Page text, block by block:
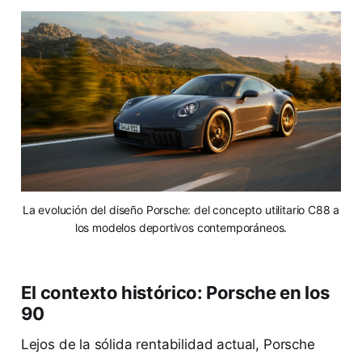
La evolución del diseño Porsche: del concepto utilitario C88 a
los modelos deportivos contemporáneos.
El contexto histórico: Porsche en los
90
Lejos de la sólida rentabilidad actual, Porsche